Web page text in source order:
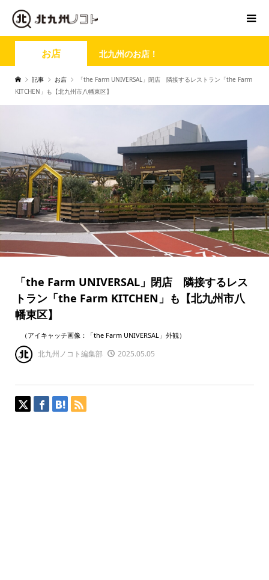
お店 北九州のお店！
記事 お店
「the Farm UNIVERSAL」閉店 隣接するレストラン「the Farm
KITCHEN」も【北九州市八幡東区】
「the Farm UNIVERSAL」閉店 隣接するレス
トラン「the Farm KITCHEN」も【北九州市八
幡東区】
（アイキャッチ画像：「the Farm UNIVERSAL」外観）
北九州ノコト編集部 2025.05.05